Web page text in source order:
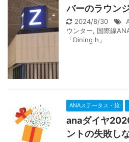
バーのラウン
2024/8/30
ウンター, 国際線
「Dining h」
ANAステータス・旅
anaダイヤ
ントの失敗し